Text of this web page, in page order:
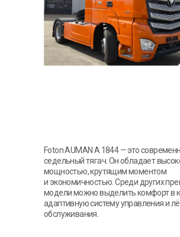
Foton AUMAN A 1844 — это
седельный тягач. Он обладает
мощностью, крутящим моментом
и экономичностью. Среди других
модели можно выделить комфорт в
адаптивную систему управления и
обслуживания.